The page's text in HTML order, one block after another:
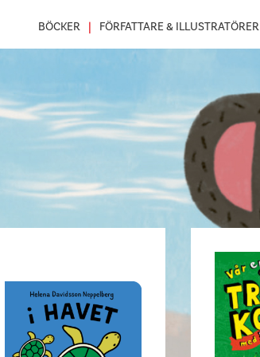
BÖCKER FÖRFATTARE & ILLUSTRATÖRER